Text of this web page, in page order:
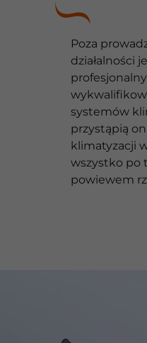
Poza
działalności
systemów
przystąpią
klimatyzacji
wszystko po
powiewem